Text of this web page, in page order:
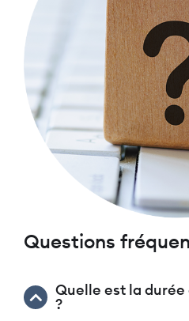
Questions
Quelle est la durée
?